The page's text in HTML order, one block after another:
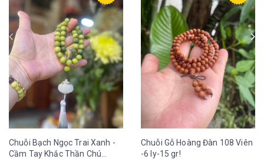
Chuỗi Bạch Ngọc Trai Xanh -
Cầm Tay Khắc Thần Chú
Chuỗi Gỗ Hoàng Đàn 108 Viên
-6 ly-15 gr!